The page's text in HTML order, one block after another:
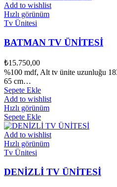
Add to wishlist
Hızlı görünüm
Tv Ünitesi
BATMAN TV ÜNİTESİ
₺15.750,00
%100 mdf, Alt tv ünite uzunluğu
65 cm…
Sepete Ekle
Add to wishlist
Hızlı görünüm
Sepete Ekle
Add to wishlist
Hızlı görünüm
Tv Ünitesi
DENİZLİ TV ÜNİTESİ